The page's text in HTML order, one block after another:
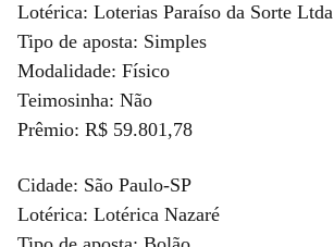
Lotérica: Loterias Paraíso da Sorte Ltda
Tipo de aposta: Simples
Modalidade: Físico
Teimosinha: Não
Prêmio: R$ 59.801,78
Cidade: São Paulo-SP
Lotérica: Lotérica Nazaré